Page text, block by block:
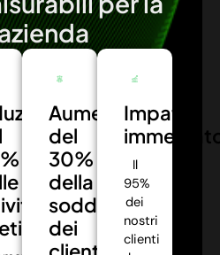
Aumento
del
30%
della
soddisfazione
dei
Impatto
Il
95%
dei
nostri
clienti